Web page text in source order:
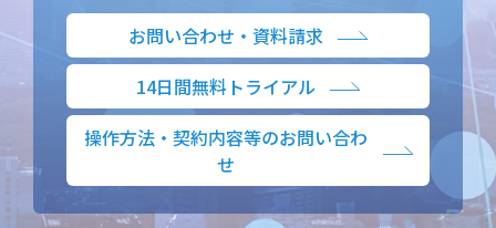
お問い合わせ・資料請求
14日間無料トライアル
操作方法・契約内容等のお問い合わ
せ